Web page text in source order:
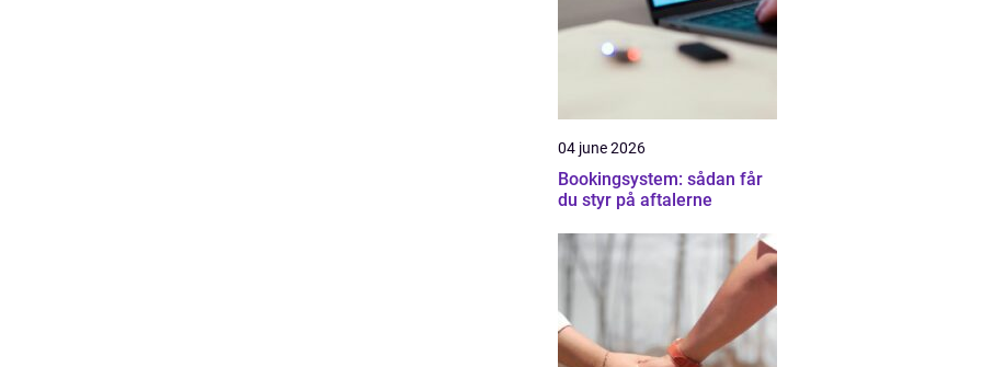
04 june 2026
Bookingsystem: sådan får
du styr på aftalerne